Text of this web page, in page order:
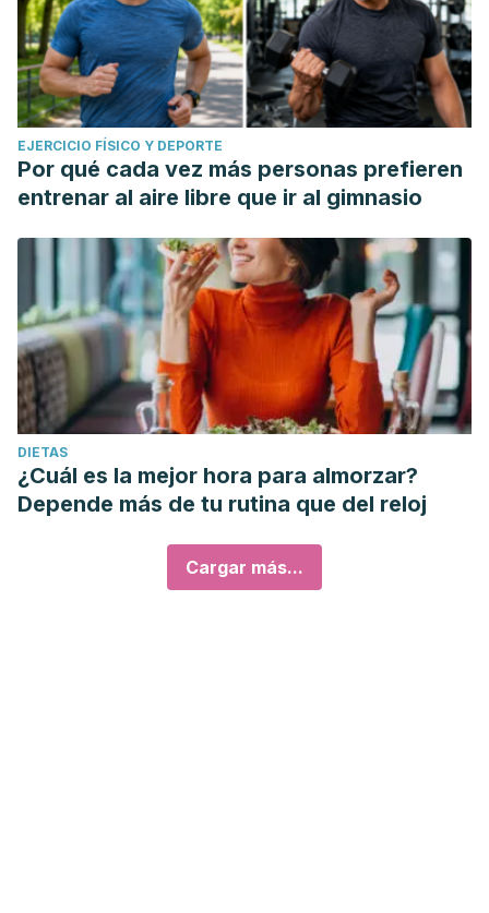
EJERCICIO FÍSICO Y DEPORTE
Por qué cada vez más personas prefieren
entrenar al aire libre que ir al gimnasio
DIETAS
¿Cuál es la mejor hora para almorzar?
Depende más de tu rutina que del reloj
Cargar más...